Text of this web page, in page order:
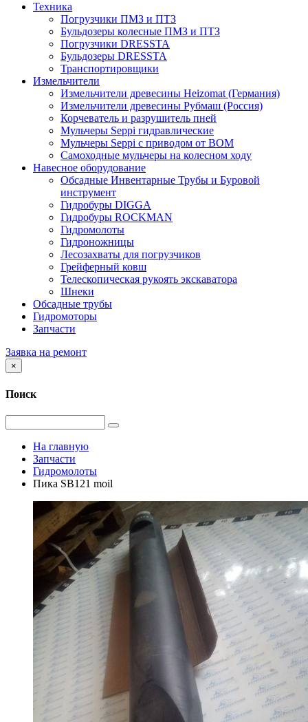
Техника
Погрузчики ПМЗ и ПТЗ
Бульдозеры колесные ПМЗ и ПТЗ
Погрузчики DRESSTA
Бульдозеры DRESSTA
Транспортировщики
Измельчители
Измельчители древесины Heizomat (Германия)
Измельчители древесины Рубмаш (Россия)
Корчеватель и разрушитель пней
Мульчеры Seppi гидравлические
Мульчеры Seppi с приводом от ВОМ
Самоходные мульчеры на колесном ходу
Навесное оборудование
Обсадные Инвентарные Трубы и Буровой
инструмент
Гидробуры DIGGA
Гидробуры ROCKMAN
Гидромолоты
Гидроножницы
Лесозахваты для погрузчиков
Грейферный ковш
Телескопическая рукоять экскаватора
Шнеки
Обсадные трубы
Гидромоторы
Запчасти
Заявка на ремонт
×
Поиск
На главную
Запчасти
Гидромолоты
Пика SB121 moil